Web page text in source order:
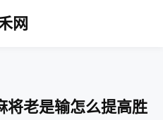
网
将老是输怎么提高胜